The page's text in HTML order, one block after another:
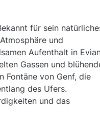
für sein
und
Aufenthalt in
Gassen und
Fontäne von Genf, die
des Ufers.
und das